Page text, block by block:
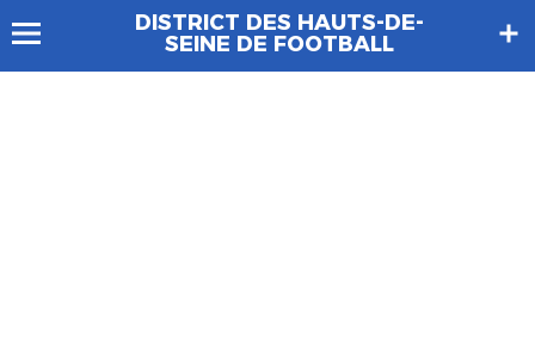
DISTRICT DES HAUTS-DE-
SEINE DE FOOTBALL